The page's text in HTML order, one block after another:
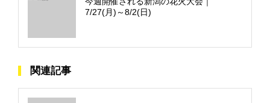
7/27(月)～8/2(日)
関連記事